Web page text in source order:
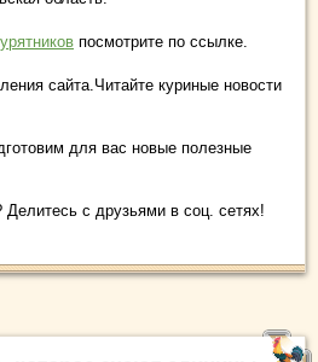
посмотрите по ссылке.
сайта.Читайте куриные новости
для вас новые полезные
с друзьями в соц. сетях!